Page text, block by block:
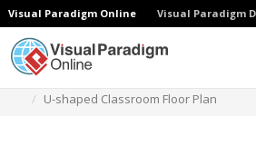
Visual Paradigm Online Visual Paradigm
U-shaped Classroom Floor Plan